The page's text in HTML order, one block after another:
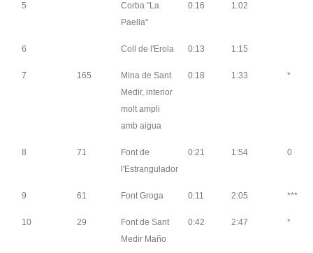
5
Corba "La
Paella"
0:16 1:02
6 Coll de l'Erola 0:13 1:15
7 165
Mina de Sant
Medir, interior
molt ampli
amb aigua
0:18 1:33 *
8 71
Font de
l'Estrangulador
0:21 1:54 0
9 61 Font Groga 0:11 2:05 ***
10 29
Font de Sant
Medir Maño
0:42 2:47 *